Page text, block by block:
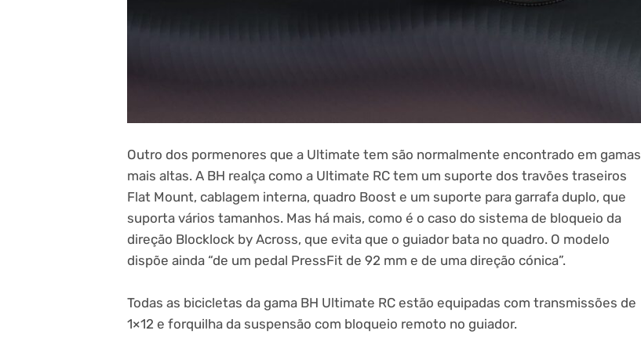
Outro dos pormenores que a Ultimate tem são normalmente encontrado em gamas
mais altas. A BH realça como a Ultimate RC tem um suporte dos travões traseiros
Flat Mount, cablagem interna, quadro Boost e um suporte para garrafa duplo, que
suporta vários tamanhos. Mas há mais, como é o caso do sistema de bloqueio da
direção Blocklock by Across, que evita que o guiador bata no quadro. O modelo
dispõe ainda “de um pedal PressFit de 92 mm e de uma direção cónica”.
Todas as bicicletas da gama BH Ultimate RC estão equipadas com transmissões de
1×12 e forquilha da suspensão com bloqueio remoto no guiador.